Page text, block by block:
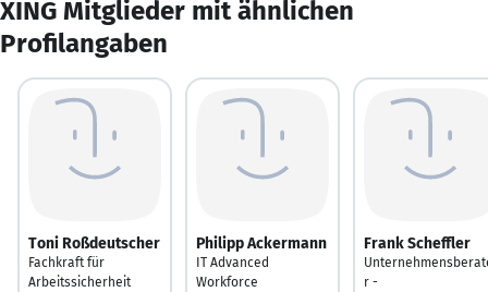
XING Mitglieder mit ähnlichen
Profilangaben
Toni Roßdeutscher
Fachkraft für
Arbeitssicherheit
Philipp Ackermann
IT Advanced
Workforce
Frank Scheffler
r -